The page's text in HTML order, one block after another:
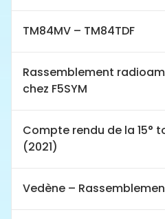
TM84MV – TM84TDF
Rassemblement
chez F5SYM
Compte rendu de la 15°
(2021)
Vedène –